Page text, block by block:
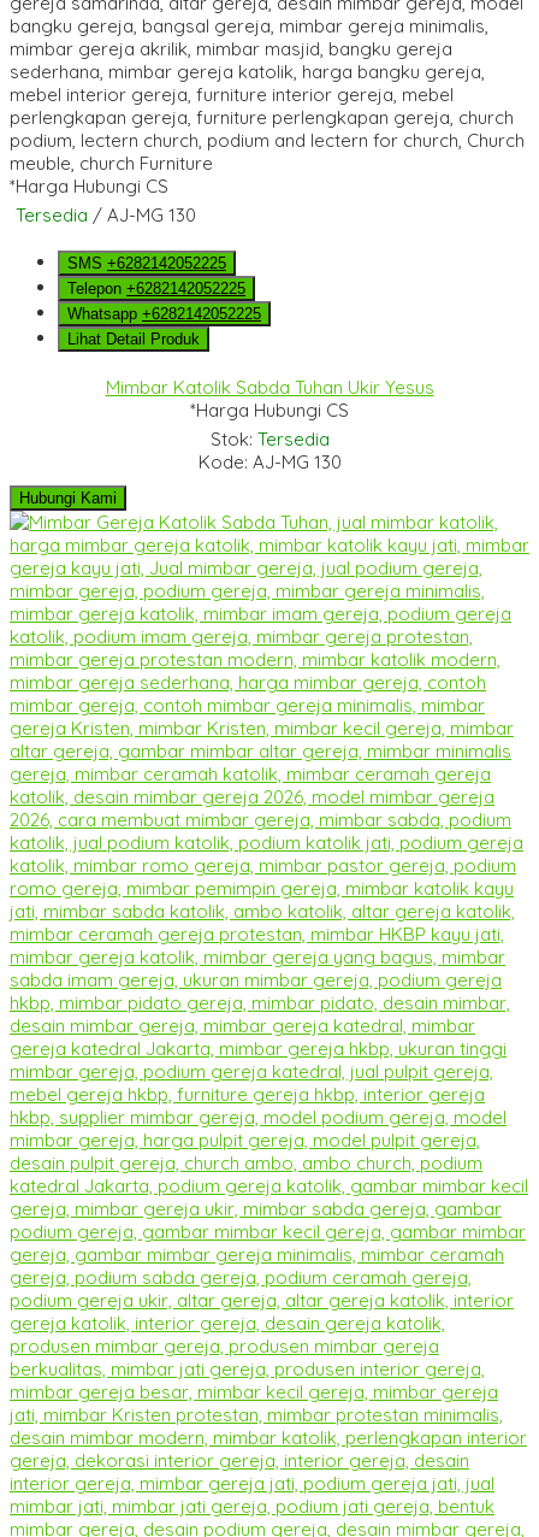
*Harga Hubungi CS
Tersedia / AJ-MG 130
SMS +6282142052225
Telepon +6282142052225
Whatsapp +6282142052225
Lihat Detail Produk
Mimbar Katolik Sabda Tuhan Ukir Yesus
*Harga Hubungi CS
Stok: Tersedia
Kode: AJ-MG 130
Hubungi Kami